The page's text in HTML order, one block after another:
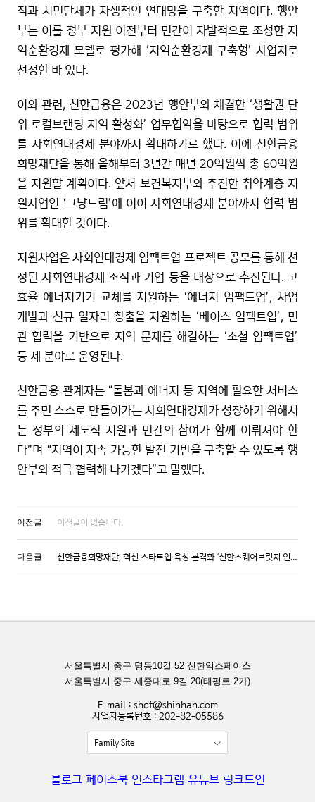
직과 시민단체가 자생적인 연대망을 구축한 지역이다. 행안
부는 이를 정부 지원 이전부터 민간이 자발적으로 조성한 지
역순환경제 모델로 평가해 ‘지역순환경제 구축형’ 사업지로
선정한 바 있다.
이와 관련, 신한금융은 2023년 행안부와 체결한 ‘생활권 단
위 로컬브랜딩 지역 활성화’ 업무협약을 바탕으로 협력 범위
를 사회연대경제 분야까지 확대하기로 했다. 이에 신한금융
희망재단을 통해 올해부터 3년간 매년 20억원씩 총 60억원
을 지원할 계획이다. 앞서 보건복지부와 추진한 취약계층 지
원사업인 ‘그냥드림’에 이어 사회연대경제 분야까지 협력 범
위를 확대한 것이다.
지원사업은 사회연대경제 임팩트업 프로젝트 공모를 통해 선
정된 사회연대경제 조직과 기업 등을 대상으로 추진된다. 고
효율 에너지기기 교체를 지원하는 ‘에너지 임팩트업’, 사업
개발과 신규 일자리 창출을 지원하는 ‘베이스 임팩트업’, 민
관 협력을 기반으로 지역 문제를 해결하는 ‘소셜 임팩트업’
등 세 분야로 운영된다.
신한금융 관계자는 “돌봄과 에너지 등 지역에 필요한 서비스
를 주민 스스로 만들어가는 사회연대경제가 성장하기 위해서
는 정부의 제도적 지원과 민간의 참여가 함께 이뤄져야 한
다”며 “지역이 지속 가능한 발전 기반을 구축할 수 있도록 행
안부와 적극 협력해 나가겠다”고 말했다.
이전글 이전글이 없습니다.
다음글 신한금융희망재단, 혁신 스타트업 육성 본격화 ‘신한스퀘어브릿지 인천’ 발대식 개최
서울특별시 중구 명동10길 52 신한익스페이스
서울특별시 중구 세종대로 9길 20(태평로 2가)
E-mail : shdf@shinhan.com
사업자등록번호 : 202-82-05586
Family Site
블로그 페이스북 인스타그램 유튜브 링크드인